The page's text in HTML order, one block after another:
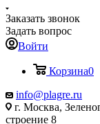
Заказать звонок
Задать вопрос
Войти
Корзина0
info@plagre.ru
г. Москва,
строение 8